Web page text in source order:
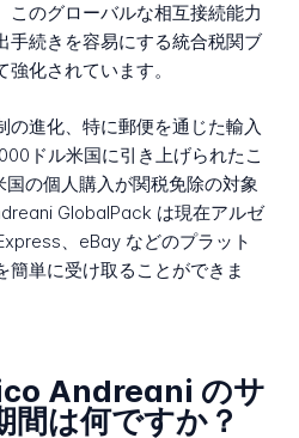
このグローバルな相互接続能力
手続きを容易にする統合税関ブ
化されています。
の進化、特に郵便を通じた輸入
ドル米国に引き上げられたこ
の個人購入が関税免除の対象
GlobalPack は現在アルゼ
、eBay などのプラット
簡単に受け取ることができま
Andreani のサ
間は何ですか？